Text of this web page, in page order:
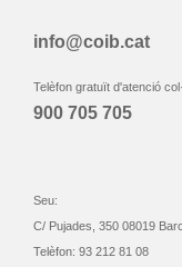
info@coib.cat
Telèfon gratuït d'atenció
900 705 705
Seu:
C/ Pujades, 350 08019
Telèfon: 93 212 81 08